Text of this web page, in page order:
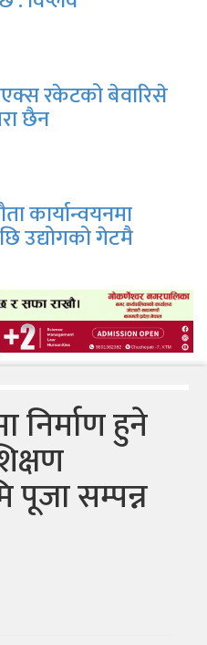
रकेटको बेवारिसे
छैन
कार्यान्वयनमा
उद्योगको गेटमै
निर्माण हुने
पूजा सम्पन्न